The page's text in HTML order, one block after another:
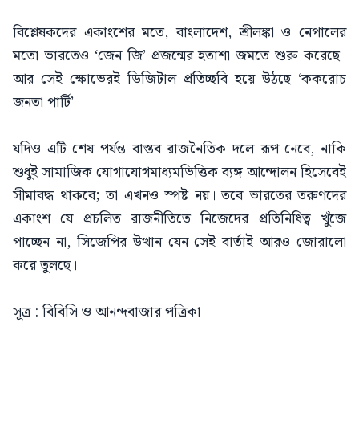
বিশ্লেষকদের একাংশের মতে, বাংলাদেশ, শ্রীলঙ্কা ও নেপালের
মতো ভারতেও ‘জেন জি’ প্রজন্মের হতাশা জমতে শুরু করেছে।
আর সেই ক্ষোভেরই ডিজিটাল প্রতিচ্ছবি হয়ে উঠছে ‘ককরোচ
জনতা পার্টি’।
যদিও এটি শেষ পর্যন্ত বাস্তব রাজনৈতিক দলে রূপ নেবে, নাকি
শুধুই সামাজিক যোগাযোগমাধ্যমভিত্তিক ব্যঙ্গ আন্দোলন হিসেবেই
সীমাবদ্ধ থাকবে; তা এখনও স্পষ্ট নয়। তবে ভারতের তরুণদের
একাংশ যে প্রচলিত রাজনীতিতে নিজেদের প্রতিনিধিত্ব খুঁজে
পাচ্ছেন না, সিজেপির উত্থান যেন সেই বার্তাই আরও জোরালো
করে তুলছে।
সূত্র : বিবিসি ও আনন্দবাজার পত্রিকা